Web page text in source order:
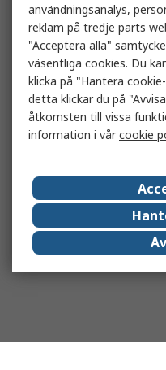
användningsanalys,
reklam på tredje parts
"Acceptera alla"
väsentliga cookies. Du
klicka på "Hantera
detta klickar du på
åtkomsten till vissa
information i vårcookie